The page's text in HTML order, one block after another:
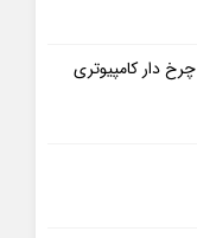
دار کامپیوتری